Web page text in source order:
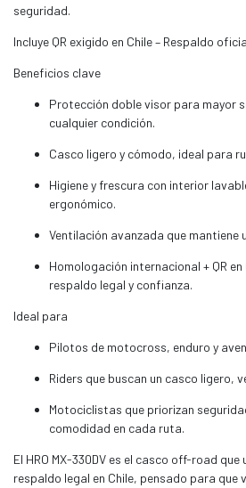
seguridad.
Incluye QR exigido en Chile – Respaldo
Beneficios clave
Protección doble visor para mayor
cualquier condición.
Casco ligero y cómodo, ideal para
Higiene y frescura con interior
ergonómico.
Ventilación avanzada que mantiene
Homologación internacional + QR en
respaldo legal y confianza.
Ideal para
Pilotos de motocross, enduro y
Riders que buscan un casco ligero,
Motociclistas que priorizan
comodidad en cada ruta.
El HRO MX-330DV es el casco off-road
respaldo legal en Chile, pensado para que